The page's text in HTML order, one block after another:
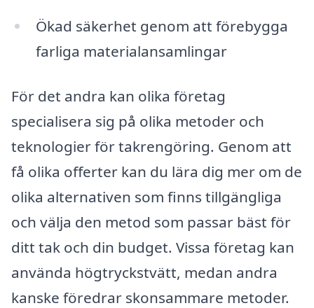
Ökad säkerhet genom att förebygga
farliga materialansamlingar
För det andra kan olika företag
specialisera sig på olika metoder och
teknologier för takrengöring. Genom att
få olika offerter kan du lära dig mer om de
olika alternativen som finns tillgängliga
och välja den metod som passar bäst för
ditt tak och din budget. Vissa företag kan
använda högtryckstvätt, medan andra
kanske föredrar skonsammare metoder.